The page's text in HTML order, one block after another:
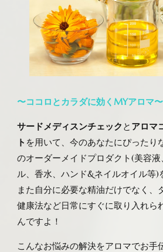
〜ココロとカラダに効くMYアロマ〜
サードメディスンチェック と アロマ
ト を用いて、今のあなたにぴったり
のオーダーメイドプロダクト(美容
ル、香水、ハンド&ネイルオイル等)
また自分に必要な精油だけでなく、
健康法など日常にすぐに取り入れら
んですよ！
こんなお悩みの解決をアロマでお手